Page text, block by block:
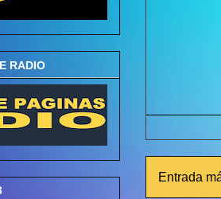
Entrada
RADIO